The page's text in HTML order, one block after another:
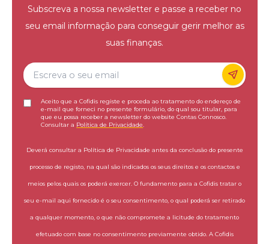
Subscreva a nossa newsletter e passe a receber no
seu email informação para conseguir gerir melhor as
suas finanças.
Aceito que a Cofidis registe e proceda ao tratamento do endereço de
e-mail que forneci no presente formulário, do qual sou titular, para
que eu possa receber a newsletter do website Contas Connosco.
Consultar a Política de Privacidade
Deverá consultar a Política de Privacidade antes da conclusão do presente
processo de registo, na qual são indicados os seus direitos e os contactos e
meios pelos quais os poderá exercer. O fundamento para a Cofidis tratar o
seu e-mail aqui fornecido é o seu consentimento, o qual poderá ser retirado
a qualquer momento, o que não compromete a licitude do tratamento
efetuado com base no consentimento previamente obtido. A Cofidis